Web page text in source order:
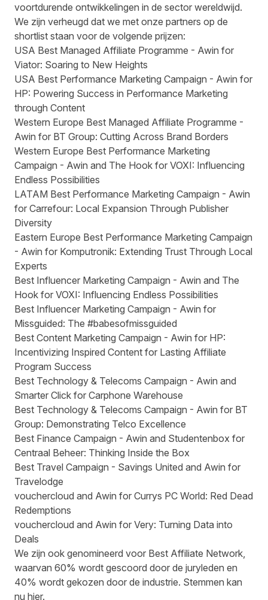
voortdurende ontwikkelingen in de sector wereldwijd.
We zijn verheugd dat we met onze partners op de
shortlist staan voor de volgende prijzen:
USA Best Managed Affiliate Programme - Awin for
Viator: Soaring to New Heights
USA Best Performance Marketing Campaign - Awin for
HP: Powering Success in Performance Marketing
through Content
Western Europe Best Managed Affiliate Programme -
Awin for BT Group: Cutting Across Brand Borders
Western Europe Best Performance Marketing
Campaign - Awin and The Hook for VOXI: Influencing
Endless Possibilities
LATAM Best Performance Marketing Campaign - Awin
for Carrefour: Local Expansion Through Publisher
Diversity
Eastern Europe Best Performance Marketing Campaign
- Awin for Komputronik: Extending Trust Through Local
Experts
Best Influencer Marketing Campaign - Awin and The
Hook for VOXI: Influencing Endless Possibilities
Best Influencer Marketing Campaign - Awin for
Missguided: The #babesofmissguided
Best Content Marketing Campaign - Awin for HP:
Incentivizing Inspired Content for Lasting Affiliate
Program Success
Best Technology & Telecoms Campaign - Awin and
Smarter Click for Carphone Warehouse
Best Technology & Telecoms Campaign - Awin for BT
Group: Demonstrating Telco Excellence
Best Finance Campaign - Awin and Studentenbox for
Centraal Beheer: Thinking Inside the Box
Best Travel Campaign - Savings United and Awin for
Travelodge
vouchercloud and Awin for Currys PC World: Red Dead
Redemptions
vouchercloud and Awin for Very: Turning Data into
Deals
We zijn ook genomineerd voor Best Affiliate Network,
waarvan 60% wordt gescoord door de juryleden en
40% wordt gekozen door de industrie. Stemmen kan
nu hier.